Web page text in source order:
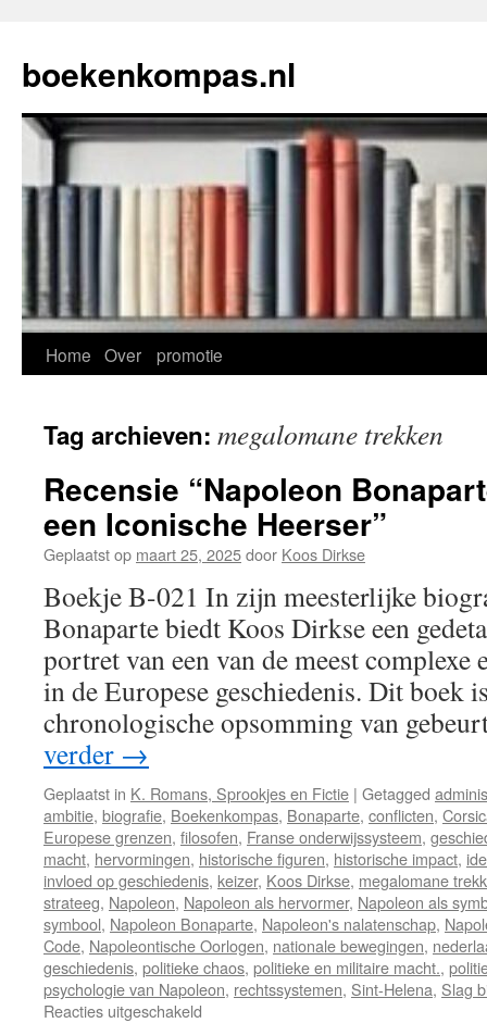
de
inhoud
boekenkompas.nl
Home Over promotie
Tag archieven: megalomane trekken
Recensie “Napoleon
een Iconische Heerser”
Geplaatst op maart 25, 2025door Koos Dirkse
Boekje B-021 In zijn meesterlijke
Bonaparte biedt Koos Dirkse een
portret van een van de meest
in de Europese geschiedenis. Dit boek
chronologische opsomming van
verder →
Geplaatst in K. Romans, Sprookjes en Fictie | Getagged
ambitie, biografie, Boekenkompas, Bonaparte, conflicten,
Europese grenzen, filosofen, Franse onderwijssysteem,
macht, hervormingen, historische figuren, historische impact,
invloed op geschiedenis, keizer, Koos Dirkse, megalomane
strateeg, Napoleon, Napoleon als hervormer, Napoleon als
symbool, Napoleon Bonaparte, Napoleon's nalatenschap,
Code, Napoleontische Oorlogen, nationale bewegingen,
geschiedenis, politieke chaos, politieke en militaire macht.,
psychologie van Napoleon, rechtssystemen, Sint-Helena, Slag
Reacties uitgeschakeld